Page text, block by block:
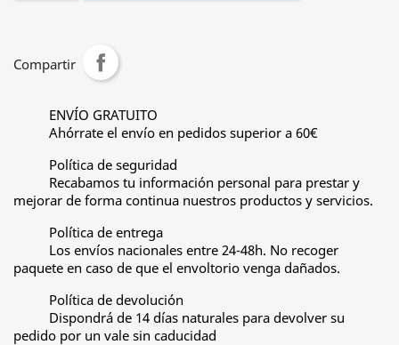
Compartir
ENVÍO GRATUITO
Ahórrate el envío en pedidos superior a 60€
Política de seguridad
Recabamos tu información personal para prestar y
mejorar de forma continua nuestros productos y servicios.
Política de entrega
Los envíos nacionales entre 24-48h. No recoger
paquete en caso de que el envoltorio venga dañados.
Política de devolución
Dispondrá de 14 días naturales para devolver su
pedido por un vale sin caducidad